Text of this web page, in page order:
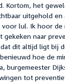
Kortom, het
uitgehold en
lul. Ik hoor de
gekeken naar
dit altijd ligt bij
hoe de
burgemeester
tot